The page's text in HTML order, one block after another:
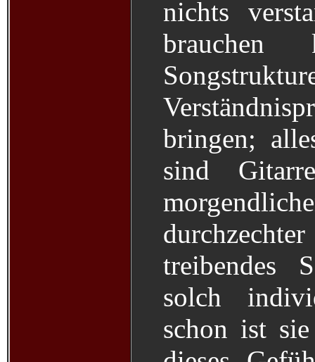
nichts
brauchen
bringen;
sind
treibendes
solch
schon ist